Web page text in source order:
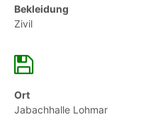
Bekleidung
Zivil
Ort
Jabachhalle Lohmar